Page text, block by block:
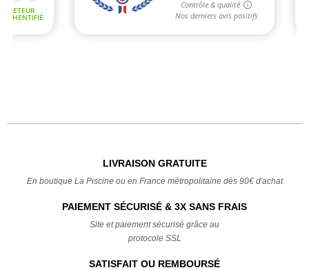
LIVRAISON GRATUITE
En boutique La Piscine ou en France métropolitaine dès 90€ d'achat
PAIEMENT SÉCURISÉ & 3X SANS FRAIS
Site et paiement sécurisé grâce au
protocole SSL
SATISFAIT OU REMBOURSÉ